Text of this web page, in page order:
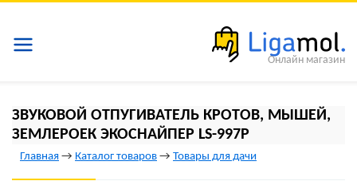
ЗВУКОВОЙ ОТПУГИВАТЕЛЬ КРОТОВ, МЫШЕЙ,
ЗЕМЛЕРОЕК ЭКОСНАЙПЕР LS-997P
Главная → Каталог товаров → Товары для дачи
Онлайн магазин